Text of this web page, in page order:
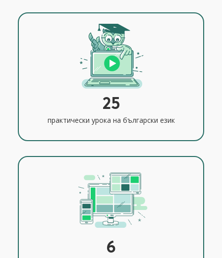
25
практически урока на български език
6